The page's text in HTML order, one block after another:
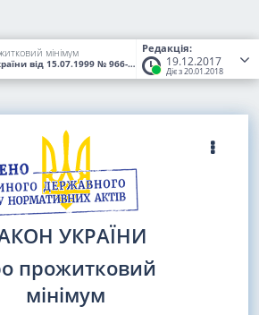
Редакція:
19.12.2017
Діє з 20.01.2018
мінімум
від 15.07.1999 № 966-XIV (Статус:Чинний)
УКРАЇНИ
прожитковий
мінімум